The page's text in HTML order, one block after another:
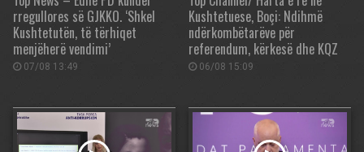
rregullores së GJKKO. ‘Shkel
Kushtetutën, të tërhiqet
menjëherë vendimi’
07/08 13:49
Kushtetuese, Boçi: Ndihmë
ndërkombëtarëve për
referendum, kërkesë dhe KQZ
06/08 15:09